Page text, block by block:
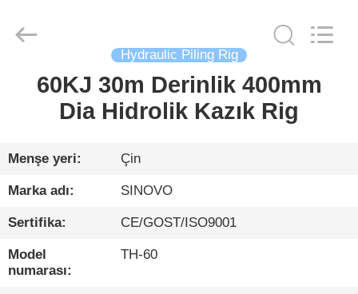
S
VR
Heavy
Industry
Reserved.
Hydraulic Piling Rig
60KJ 30m Derinlik 400mm
Dia Hidrolik Kazık Rig
Menşe yeri: Çin
Marka adı: SINOVO
Sertifika: CE/GOST/ISO9001
Model
numarası:
TH-60